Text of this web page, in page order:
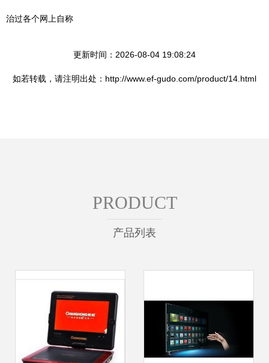
治过各个网上自称
更新时间：2026-08-04 19:08:24
如若转载，请注明出处：http://www.ef-gudo.com/product/14.html
PRODUCT
产品列表